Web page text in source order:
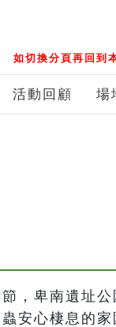
如切換分頁再回到
活動回顧 場
，卑南遺址
安心棲息的